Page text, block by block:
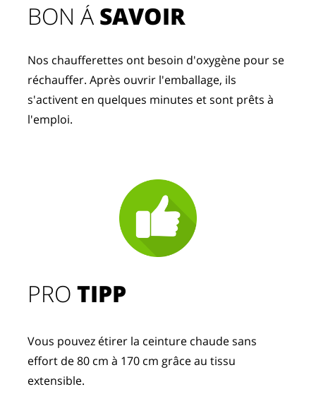
PROTIPP
Vous pouvez étirer la ceinture chaude sans
effort de 80 cm à 170 cm grâce au tissu
extensible.
BON Á SAVOIR
Nos chaufferettes ont besoin d'oxygène pour se
réchauffer. Après ouvrir l'emballage, ils
s'activent en quelques minutes et sont prêts à
l'emploi.